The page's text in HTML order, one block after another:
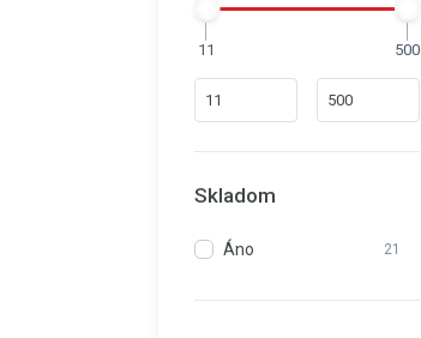
11 500
Skladom
Áno 21